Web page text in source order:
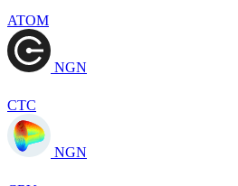
ATOM
NGN
CTC
NGN